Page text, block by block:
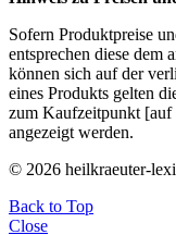
Sofern Produktpreise
entsprechen diese dem
können sich auf der
eines Produkts gelten
zum Kaufzeitpunkt [auf
angezeigt werden.
© 2026 heilkraeuter-
Back to Top
Close